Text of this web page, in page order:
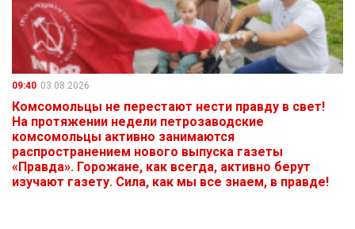
09:40 03.08.2026
Комсомольцы не перестают нести правду в свет!
На протяжении недели петрозаводские
комсомольцы активно занимаются
распространением нового выпуска газеты
«Правда». Горожане, как всегда, активно берут
изучают газету. Сила, как мы все знаем, в правде!